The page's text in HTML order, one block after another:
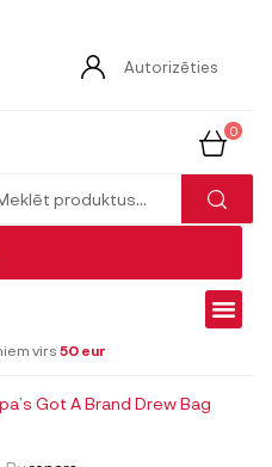
Autorizēties
0
virs 50 eur
Got A Brand Drew Bag